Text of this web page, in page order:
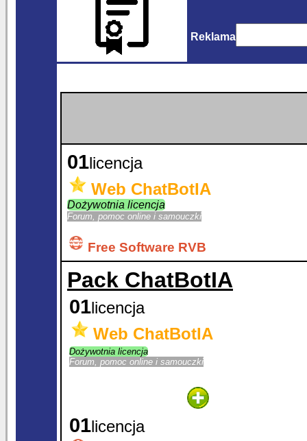
Reklama
01licencja
Web ChatBotIA
Dożywotnia licencja
Forum, pomoc online i samouczki
Free Software RVB
Pack ChatBotIA
01licencja
Web ChatBotIA
Dożywotnia licencja
Forum, pomoc online i samouczki
01licencja